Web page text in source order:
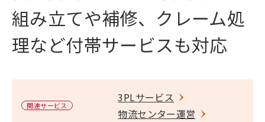
組み立てや補修、クレーム処
理など付帯サービスも対応
関連サービス
3PLサービス
物流センター運営